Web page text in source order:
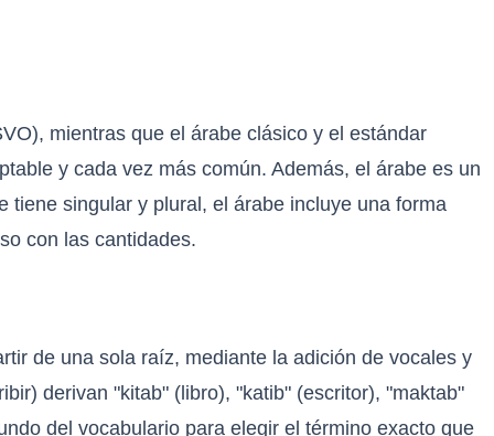
mientras que el árabe clásico y el estándar
y cada vez más común. Además, el árabe es un
tiene singular y plural, el árabe incluye una forma
con las cantidades.
de una sola raíz, mediante la adición de vocales y
derivan "kitab" (libro), "katib" (escritor), "maktab"
del vocabulario para elegir el término exacto que